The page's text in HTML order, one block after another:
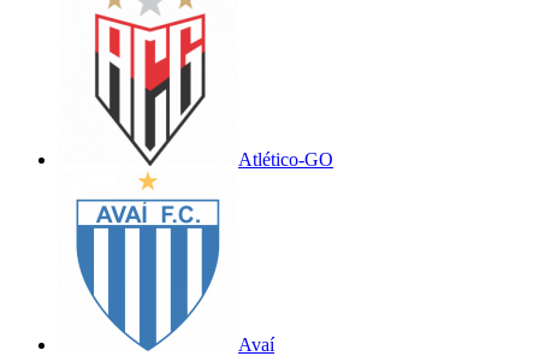
Atlético-GO
Avaí